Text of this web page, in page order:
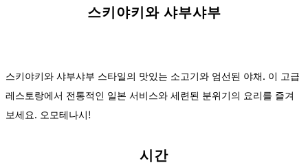
스키야키와 샤부샤부
스키야키와 샤부샤부 스타일의 맛있는 소고기와 엄선된 야채. 이 고급
레스토랑에서 전통적인 일본 서비스와 세련된 분위기의 요리를 즐겨
보세요. 오모테나시!
시간